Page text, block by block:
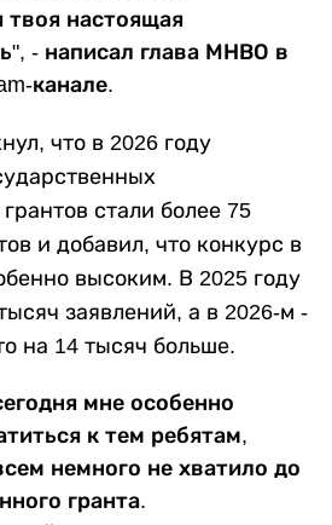
твоя настоящая
- написал глава МНВО в
канале.
что в 2026 году
стали более 75
и добавил, что конкурс в
высоким. В 2025 году
заявлений, а в 2026-м -
на 14 тысяч больше.
мне особенно
к тем ребятам,
немного не хватило до
гранта.